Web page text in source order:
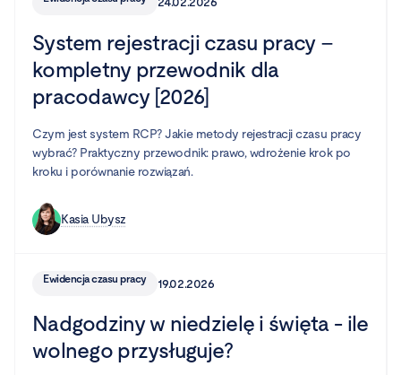
System rejestracji czasu pracy –
kompletny przewodnik dla
pracodawcy [2026]
Czym jest system RCP? Jakie metody rejestracji czasu pracy
wybrać? Praktyczny przewodnik: prawo, wdrożenie krok po
kroku i porównanie rozwiązań.
Kasia Ubysz
Ewidencja czasu pracy 19.02.2026
Nadgodziny w niedzielę i święta - ile
wolnego przysługuje?